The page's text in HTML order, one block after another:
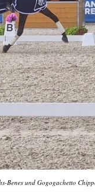
Benes und Gogogachetto